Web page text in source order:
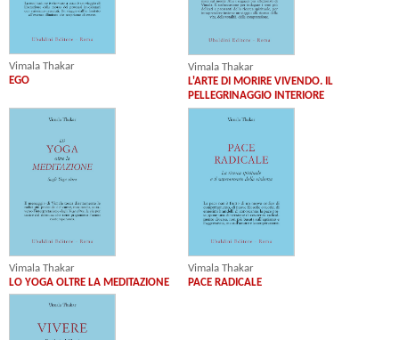
Vimala Thakar
EGO
Vimala Thakar
L'ARTE DI MORIRE VIVENDO. IL
PELLEGRINAGGIO INTERIORE
Vimala Thakar
LO YOGA OLTRE LA MEDITAZIONE
Vimala Thakar
PACE RADICALE